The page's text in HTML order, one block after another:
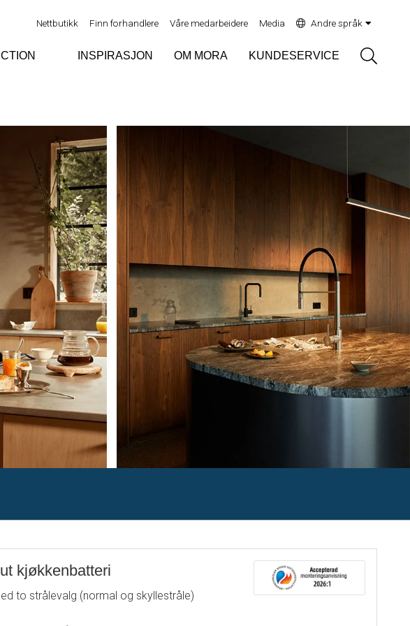
Nettbutikk Finn forhandlere Våre medarbeidere Media Andre språk
INSPIRASJON OM MORA KUNDESERVICE
kjøkkenbatteri
to strålevalg (normal og skyllestråle)